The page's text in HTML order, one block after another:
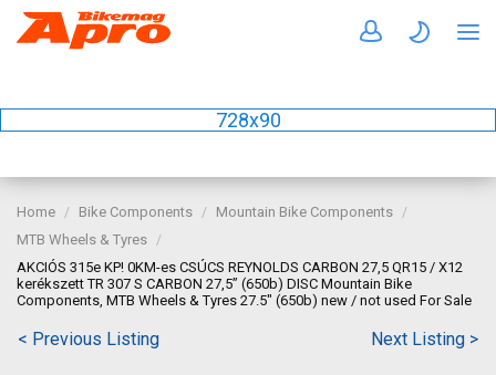
728x90
Home Bike Components
Mountain Bike Components
MTB Wheels & Tyres
AKCIÓS 315e KP! 0KM-es CSÚCS REYNOLDS CARBON 27,5 QR15 / X12
kerékszett TR 307 S CARBON 27,5” (650b) DISC Mountain Bike
Components, MTB Wheels & Tyres 27.5" (650b) new / not used For Sale
< Previous Listing Next Listing >